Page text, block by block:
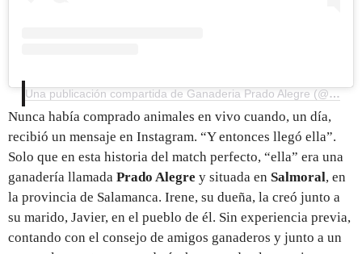
Una publicación compartida de Ganaderia Prado Alegre (@ganaderiapradoalegre)
Nunca había comprado animales en vivo cuando, un día,
recibió un mensaje en Instagram. “Y entonces llegó ella”.
Solo que en esta historia del match perfecto, “ella” era una
ganadería llamada Prado Alegre y situada en Salmoral, en
la provincia de Salamanca. Irene, su dueña, la creó junto a
su marido, Javier, en el pueblo de él. Sin experiencia previa,
contando con el consejo de amigos ganaderos y junto a un